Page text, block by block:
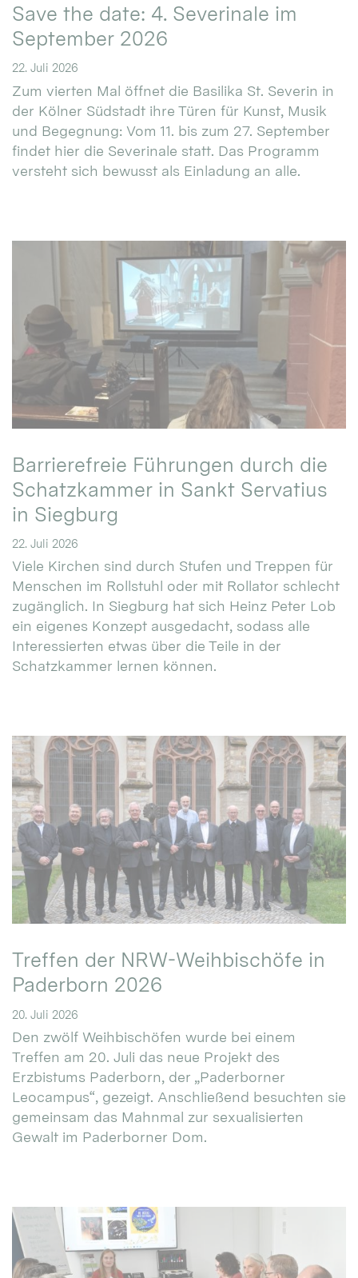
Save the date: 4. Severinale im
September 2026
22. Juli 2026
Zum vierten Mal öffnet die Basilika St. Severin in
der Kölner Südstadt ihre Türen für Kunst, Musik
und Begegnung: Vom 11. bis zum 27. September
findet hier die Severinale statt. Das Programm
versteht sich bewusst als Einladung an alle.
Barrierefreie Führungen durch die
Schatzkammer in Sankt Servatius
in Siegburg
22. Juli 2026
Viele Kirchen sind durch Stufen und Treppen für
Menschen im Rollstuhl oder mit Rollator schlecht
zugänglich. In Siegburg hat sich Heinz Peter Lob
ein eigenes Konzept ausgedacht, sodass alle
Interessierten etwas über die Teile in der
Schatzkammer lernen können.
Treffen der NRW-Weihbischöfe in
Paderborn 2026
20. Juli 2026
Den zwölf Weihbischöfen wurde bei einem
Treffen am 20. Juli das neue Projekt des
Erzbistums Paderborn, der „Paderborner
Leocampus“, gezeigt. Anschließend besuchten sie
gemeinsam das Mahnmal zur sexualisierten
Gewalt im Paderborner Dom.